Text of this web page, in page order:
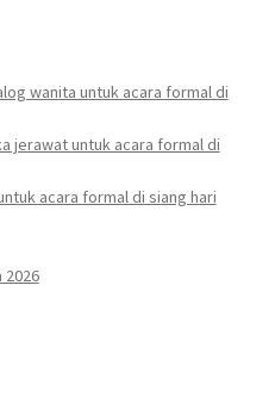
wanita untuk acara formal di
jerawat untuk acara formal di
acara formal di siang hari